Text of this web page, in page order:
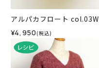
アルパカフロート col.03W
¥4,950 (税込)